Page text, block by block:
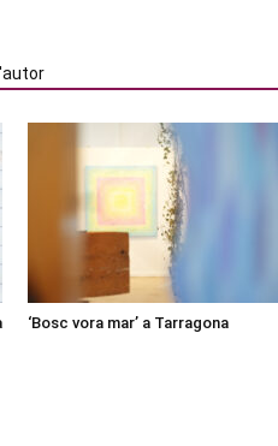
‘Bosc vora mar’ a Tarragona